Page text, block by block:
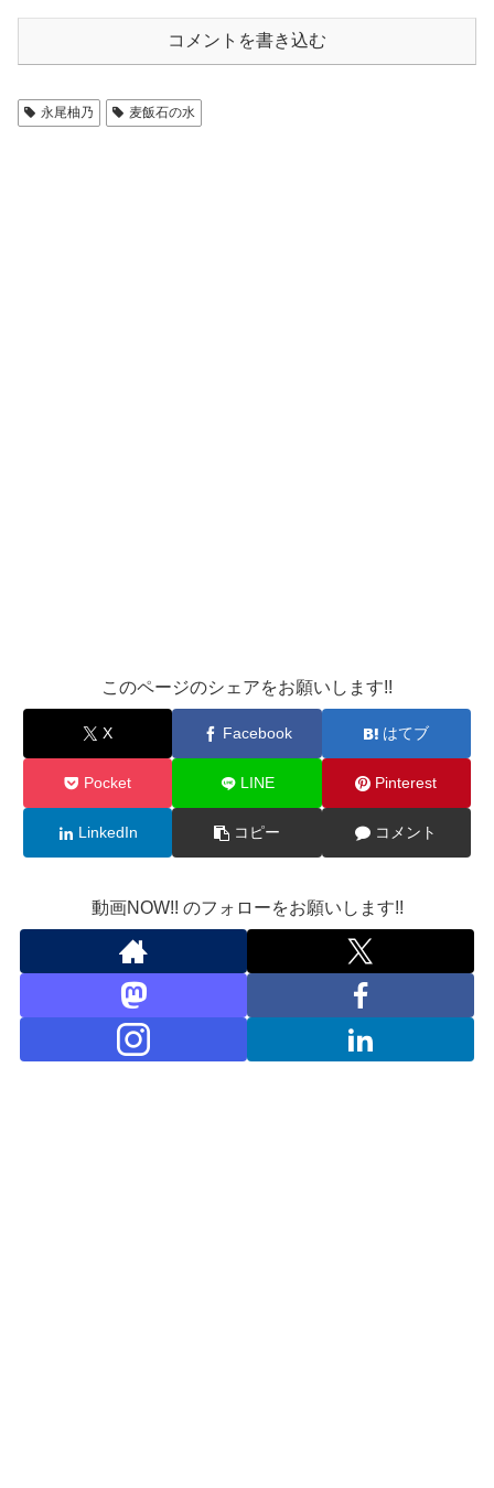
コメントを書き込む
永尾柚乃 麦飯石の水
このページのシェアをお願いします!!
X Facebook はてブ
Pocket LINE Pinterest
LinkedIn コピー コメント
動画NOW!! のフォローをお願いします!!